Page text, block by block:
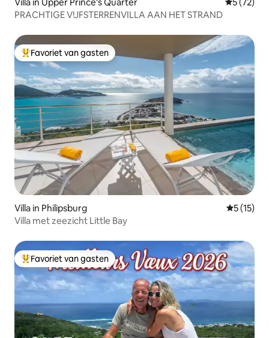
Villa in Upper Prince's Quarter
5 (72)
PRACHTIGE VIJFSTERRENVILLA AAN HET STRAND
Topfavoriet van gasten
Favoriet van gasten
Villa in Philipsburg
5 (15)
Villa met zeezicht Little Bay
Topfavoriet van gasten
Favoriet van gasten